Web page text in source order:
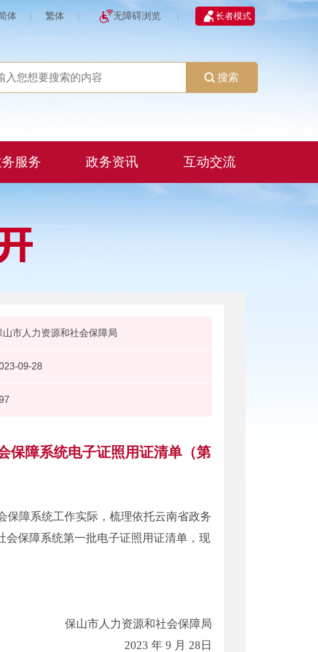
体 | 繁体 | 无障碍浏览 | 长者模式
搜索
服务 政务资讯 互动交流
山市人力资源和社会保障局
09-28
保障系统电子证照用证清单（第
保障系统工作实际，梳理依托云南省政务
会保障系统第一批电子证照用证清单，现
保山市人力资源和社会保障局
2023 年 9 月 28日